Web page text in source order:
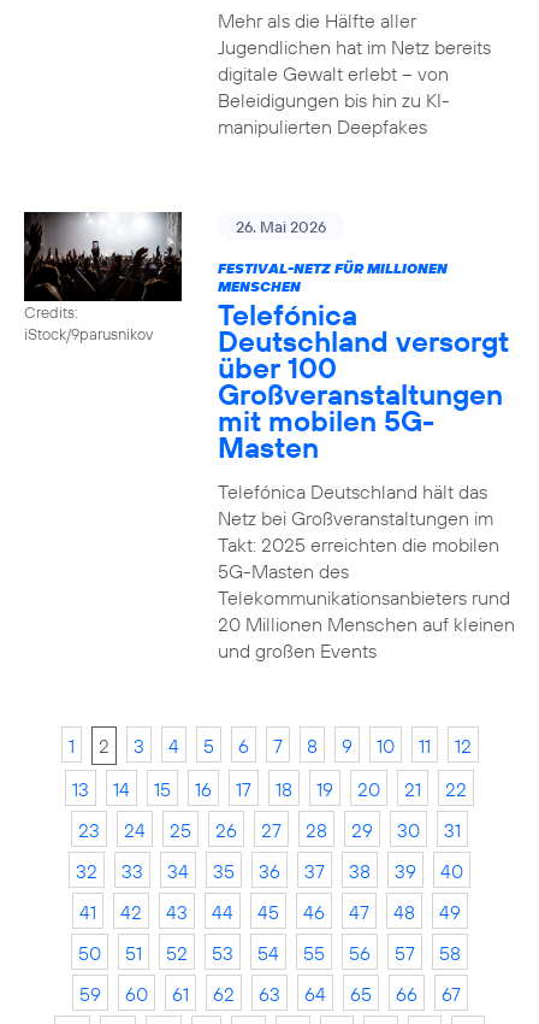
Mehr als die Hälfte aller
Jugendlichen hat im Netz bereits
digitale Gewalt erlebt – von
Beleidigungen bis hin zu KI-
manipulierten Deepfakes
Credits:
iStock/9parusnikov
26. Mai 2026
FESTIVAL-NETZ FÜR MILLIONEN
MENSCHEN
Telefónica
Deutschland versorgt
über 100
Großveranstaltungen
mit mobilen 5G-
Masten
Telefónica Deutschland hält das
Netz bei Großveranstaltungen im
Takt: 2025 erreichten die mobilen
5G-Masten des
Telekommunikationsanbieters rund
20 Millionen Menschen auf kleinen
und großen Events
1 2 3 4 5 6 7 8 9 10 11
12
13
14 15 16 17 18 19 20 21
22
23
24 25 26 27 28 29 30
31
32
33 34 35 36 37 38 39
40
41
42 43 44 45 46 47 48
49
50
51 52 53 54 55 56 57
58
59
60 61 62 63 64 65 66
67